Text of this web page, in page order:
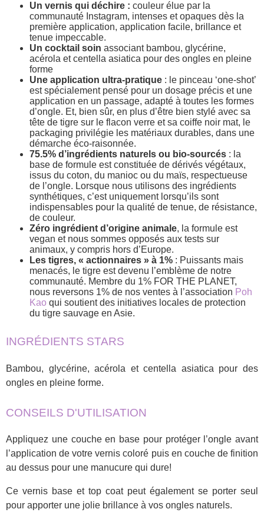
Un vernis qui déchire : couleur élue par la
communauté Instagram, intenses et opaques dès la
première application, application facile, brillance et
tenue impeccable.
Un cocktail soin associant bambou, glycérine,
acérola et centella asiatica pour des ongles en pleine
forme
Une application ultra-pratique : le pinceau ‘one-shot’
est spécialement pensé pour un dosage précis et une
application en un passage, adapté à toutes les formes
d’ongle. Et, bien sûr, en plus d’être bien stylé avec sa
tête de tigre sur le flacon verre et sa coiffe noir mat, le
packaging privilégie les matériaux durables, dans une
démarche éco-raisonnée.
75.5% d’ingrédients naturels ou bio-sourcés : la
base de formule est constituée de dérivés végétaux,
issus du coton, du manioc ou du maïs, respectueuse
de l’ongle. Lorsque nous utilisons des ingrédients
synthétiques, c’est uniquement lorsqu’ils sont
indispensables pour la qualité de tenue, de résistance,
de couleur.
Zéro ingrédient d’origine animale, la formule est
vegan et nous sommes opposés aux tests sur
animaux, y compris hors d’Europe.
Les tigres, « actionnaires » à 1% : Puissants mais
menacés, le tigre est devenu l’emblème de notre
communauté. Membre du 1% FOR THE PLANET,
nous reversons 1% de nos ventes à l’association Poh
Kao qui soutient des initiatives locales de protection
du tigre sauvage en Asie.
INGRÉDIENTS STARS
Bambou, glycérine, acérola et centella asiatica pour des
ongles en pleine forme.
CONSEILS D'UTILISATION
Appliquez une couche en base pour protéger l’ongle avant
l’application de votre vernis coloré puis en couche de finition
au dessus pour une manucure qui dure!
Ce vernis base et top coat peut également se porter seul
pour apporter une jolie brillance à vos ongles naturels.